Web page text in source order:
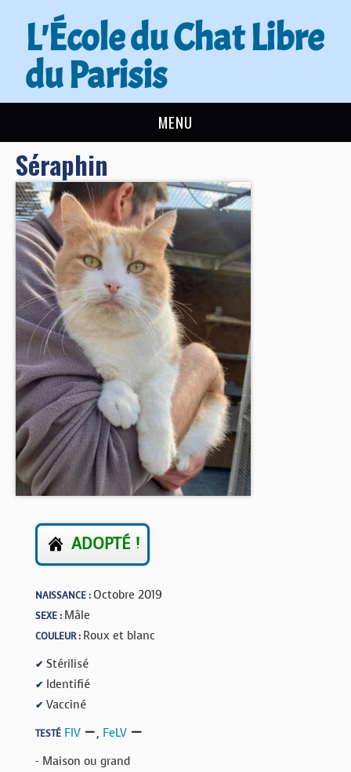
L'École du Chat Libre
du Parisis
MENU
L’ÉCOLE DU CHAT
ACTUALITÉS
ADOPTER
NOUS AIDER
CONTACT
BOUTIQUE
FORUM
Séraphin
ADOPTÉ !
NAISSANCE :Octobre 2019
SEXE : Mâle
COULEUR : Roux et blanc
✔ Stérilisé
✔ Identifié
✔ Vacciné
TESTÉ FIV , FeLV
- Maison ou grand